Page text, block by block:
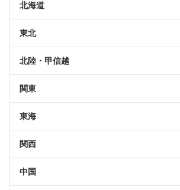
北海道
東北
北陸・甲信越
関東
東海
関西
中国